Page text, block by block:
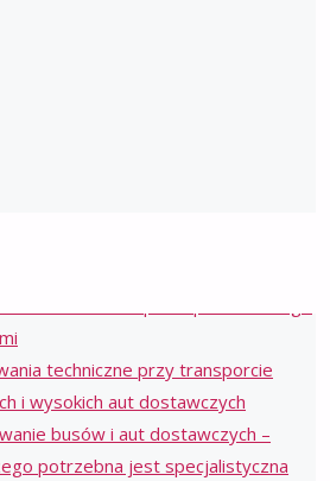
techniczne przy transporcie
i wysokich aut dostawczych
busów i aut dostawczych –
potrzebna jest specjalistyczna